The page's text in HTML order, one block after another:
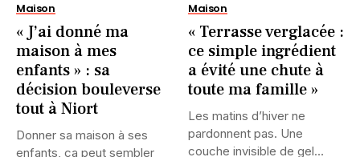
Maison
« J’ai donné ma
maison à mes
enfants » : sa
décision bouleverse
tout à Niort
Donner sa maison à ses
enfants, ça peut sembler
Maison
« Terrasse verglacée :
ce simple ingrédient
a évité une chute à
toute ma famille »
Les matins d’hiver ne
pardonnent pas. Une
couche invisible de gel